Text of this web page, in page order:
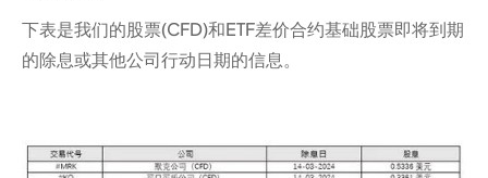
下表是我们的股票(CFD)和ETF差价合约基础股票即将到期
的除息或其他公司行动日期的信息。